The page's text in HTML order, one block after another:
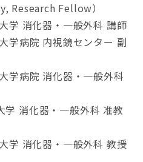
Research Fellow）
学 消化器・一般外科 講師
学病院 内視鏡センター 副
学病院 消化器・一般外科
消化器・一般外科 准教
学 消化器・一般外科 教授